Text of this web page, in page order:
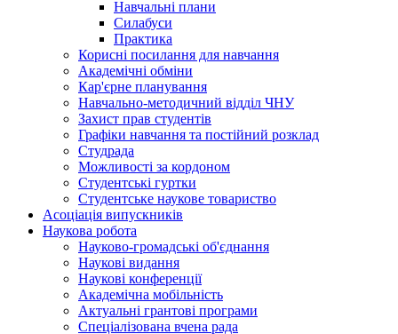
Навчальні плани
Силабуси
Практика
Корисні посилання для навчання
Академічні обміни
Кар'єрне планування
Навчально-методичний відділ ЧНУ
Захист прав студентів
Графіки навчання та постійний розклад
Студрада
Можливості за кордоном
Студентські гуртки
Студентське наукове товариство
Асоціація випускників
Наукова робота
Науково-громадські об'єднання
Наукові видання
Наукові конференції
Академічна мобільність
Актуальні грантові програми
Спеціалізована вчена рада